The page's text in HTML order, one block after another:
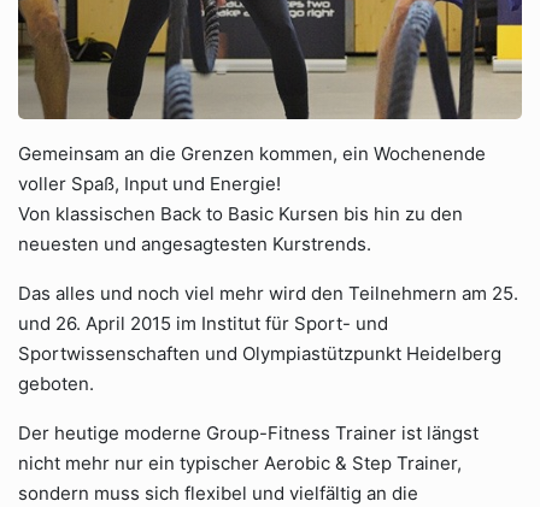
Gemeinsam an die Grenzen kommen, ein Wochenende
voller Spaß, Input und Energie!
Von klassischen Back to Basic Kursen bis hin zu den
neuesten und angesagtesten Kurstrends.
Das alles und noch viel mehr wird den Teilnehmern am 25.
und 26. April 2015 im Institut für Sport- und
Sportwissenschaften und Olympiastützpunkt Heidelberg
geboten.
Der heutige moderne Group-Fitness Trainer ist längst
nicht mehr nur ein typischer Aerobic & Step Trainer,
sondern muss sich flexibel und vielfältig an die